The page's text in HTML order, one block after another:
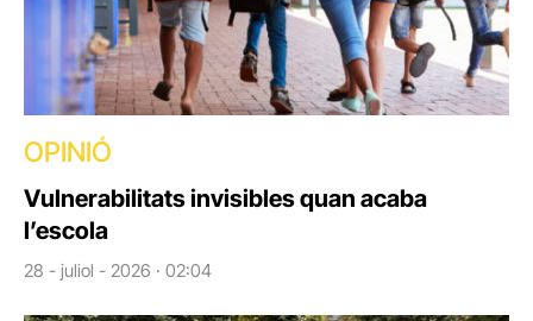
OPINIÓ
Vulnerabilitats invisibles quan acaba
l’escola
28 - juliol - 2026 · 02:04